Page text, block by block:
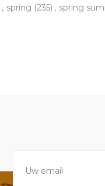
, spring (235) , spring